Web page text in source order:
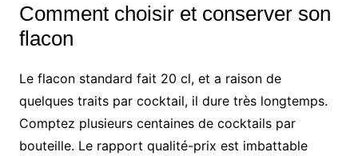
Comment choisir et conserver son
flacon
Le flacon standard fait 20 cl, et a raison de
quelques traits par cocktail, il dure très longtemps.
Comptez plusieurs centaines de cocktails par
bouteille. Le rapport qualité-prix est imbattable